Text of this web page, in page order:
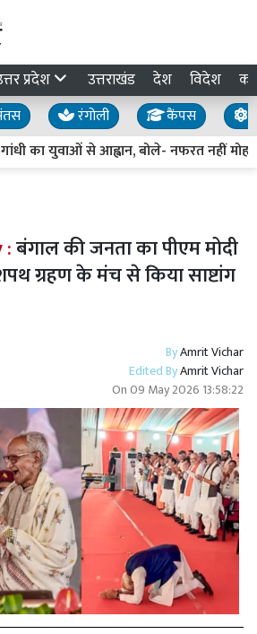
प्रदेश उत्तराखंड देश विदेश
रंगोली कैंपस
गांधी का युवाओं से आह्वान, बोले- नफरत नहीं
:बंगाल की जनता का पीएम मोदी
ग्रहण के मंच से किया साष्टांग
ByAmrit Vichar
Edited ByAmrit Vichar
On09 May 2026 13:58:22